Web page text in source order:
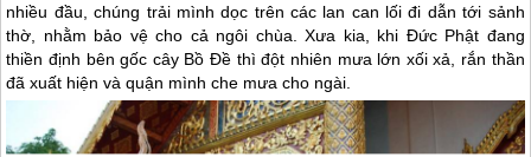
nhiều đầu, chúng trải mình dọc trên các lan can lối đi dẫn tới sảnh
thờ, nhằm bảo vệ cho cả ngôi chùa. Xưa kia, khi Đức Phật đang
thiền định bên gốc cây Bồ Đề thì đột nhiên mưa lớn xối xả, rắn thần
đã xuất hiện và quận mình che mưa cho ngài.